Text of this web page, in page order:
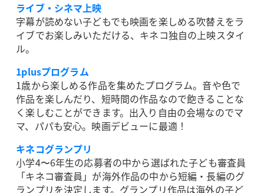
ライブ・シネマ上映
字幕が読めない子どもでも映画を楽しめる吹替えをラ
イブでお楽しみいただける、キネコ独自の上映スタイ
ル。
1plusプログラム
1歳から楽しめる作品を集めたプログラム。音や色で
作品を楽しんだり、短時間の作品なので飽きることな
く楽しむことができます。出入り自由の会場なのでマ
マ、パパも安心。映画デビューに最適！
キネコグランプリ
小学4〜6年生の応募者の中から選ばれた子ども審査員
「キネコ審査員」が海外作品の中から短編・長編のグ
ランプリを決定します。グランプリ作品は海外の子ど